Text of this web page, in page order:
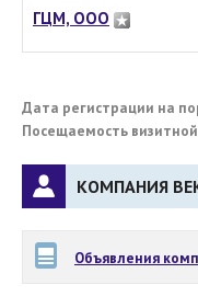
ГЦМ, ООО
Дата регистрации на
Посещаемость
КОМПАНИЯ
Объявления